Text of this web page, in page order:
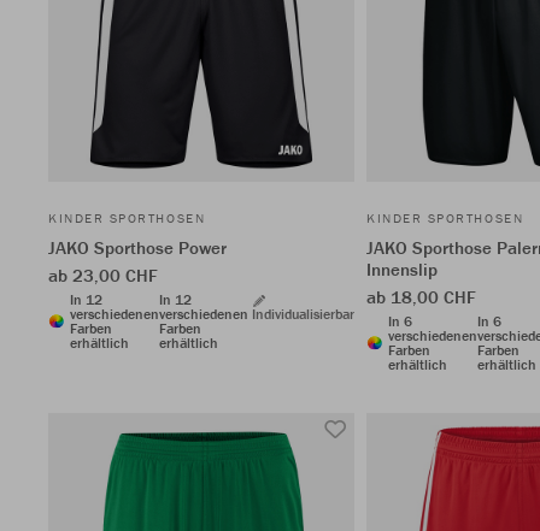
KINDER SPORTHOSEN
JAKO Sporthose Power
ab 23,00 CHF
In 12
verschiedenen
Farben
erhältlich
In 12
verschiedenen
Farben
erhältlich
Individualisierbar
KINDER SPORTHOSEN
JAKO Sporthose
Innenslip
ab 18,00 CHF
In 6
verschiedenen
Farben
erhältlich
In 6
Farben
erhältlich